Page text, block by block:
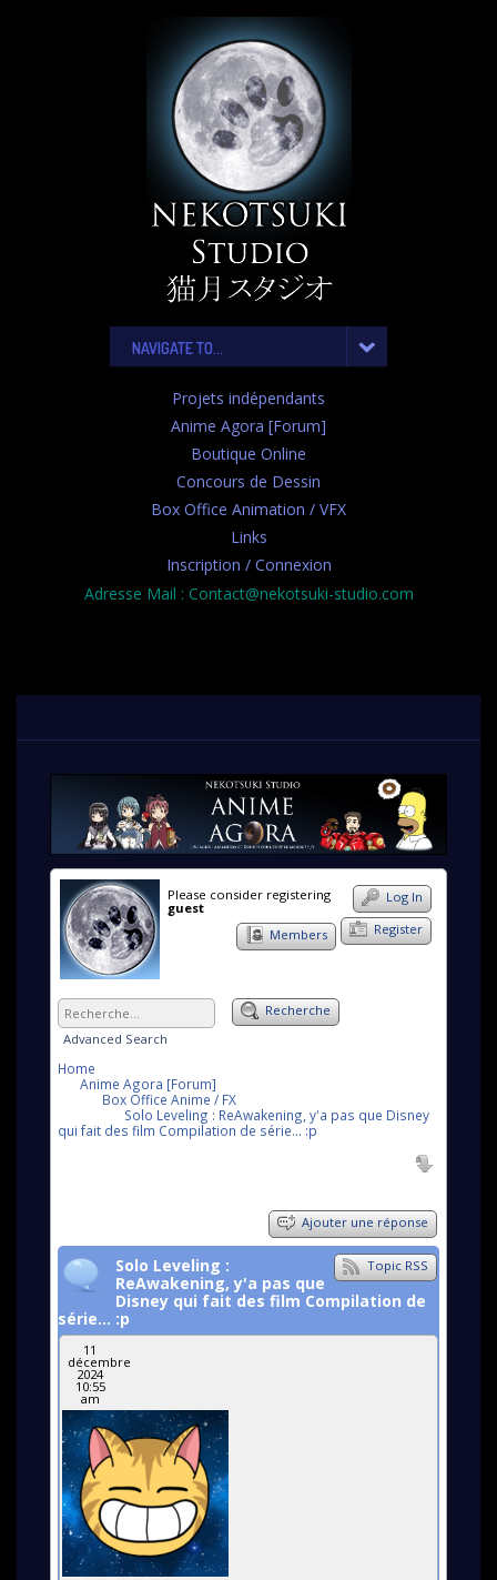
NAVIGATE TO...
Projets indépendants
Anime Agora [Forum]
Boutique Online
Concours de Dessin
Box Office Animation / VFX
Links
Inscription / Connexion
Adresse Mail : Contact@nekotsuki-studio.com
Please consider registering
guest
Log In
Register
Members
Recherche
Advanced Search
Home
Anime Agora [Forum]
Box Office Anime / FX
Solo Leveling : ReAwakening, y'a pas que Disney
qui fait des film Compilation de série... :p
Ajouter une réponse
Topic RSS
Solo Leveling :
ReAwakening, y'a pas que
Disney qui fait des film Compilation de
série... :p
11
décembre
2024
10:55
am